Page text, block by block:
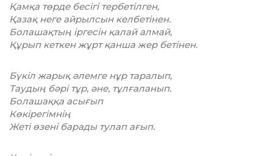
Қамқа төрде бесігі тербетілген,
Қазақ неге айрылсын келбетінен.
Болашақтың іргесін қалай алмай,
Құрып кеткен жұрт қанша жер бетінен.
Бүкіл жарық әлемге нұр таралып,
Таудың бәрі тұр, әне, тұлғаланып.
Болашаққа асығып
Көкірегімнің
Жеті өзені барады тулап ағып.